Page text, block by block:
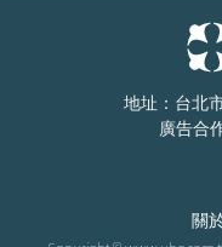
地址：台北
廣告合
關